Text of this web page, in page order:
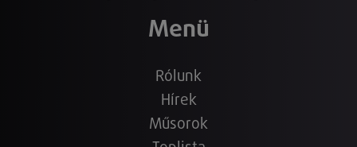
Menü
Rólunk
Hírek
Műsorok